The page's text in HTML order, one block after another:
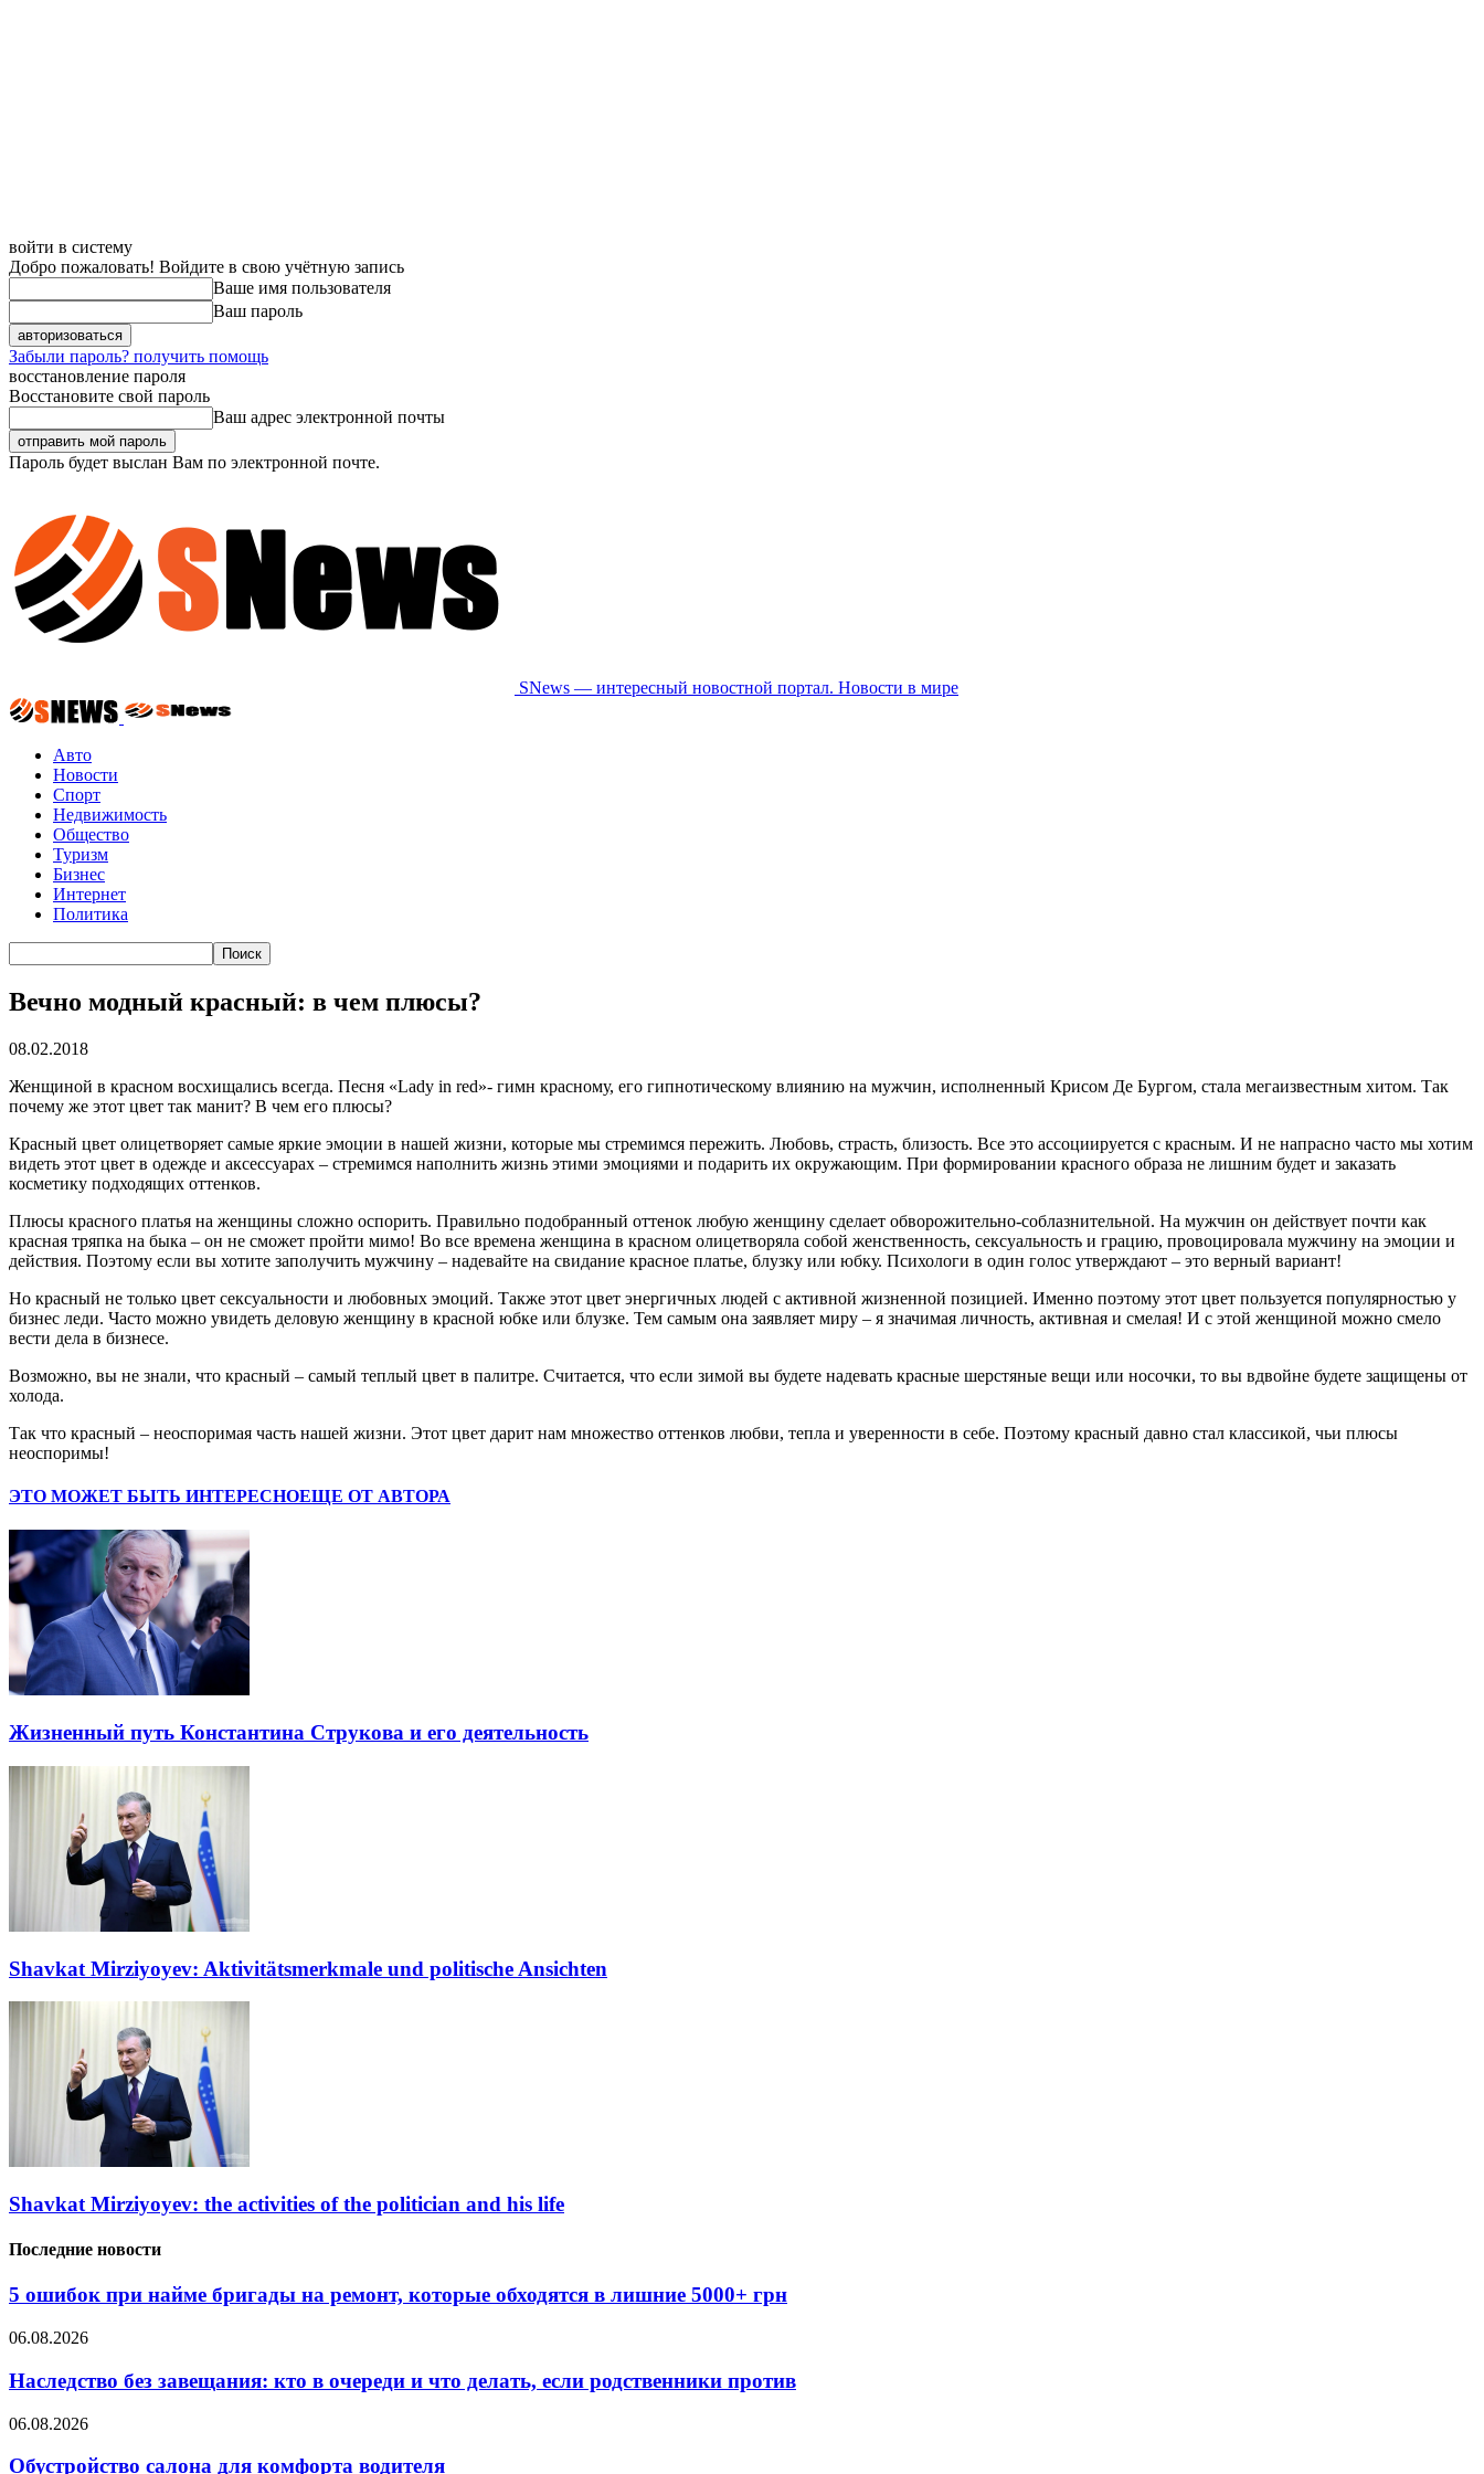
войти в систему
Добро пожаловать! Войдите в свою учётную запись
Ваше имя пользователя
Ваш пароль
Забыли пароль? получить помощь
восстановление пароля
Восстановите свой пароль
Ваш адрес электронной почты
Пароль будет выслан Вам по электронной почте.
SNews — интересный новостной портал. Новости в мире
Авто
Новости
Спорт
Недвижимость
Общество
Туризм
Бизнес
Интернет
Политика
Вечно модный красный: в чем плюсы?
08.02.2018
Женщиной в красном восхищались всегда. Песня «Lady in red»- гимн красному, его гипнотическому влиянию на мужчин, исполненный Крисом Де Бургом, стала мегаизвестным хитом. Так
почему же этот цвет так манит? В чем его плюсы?
Красный цвет олицетворяет самые яркие эмоции в нашей жизни, которые мы стремимся пережить. Любовь, страсть, близость. Все это ассоциируется с красным. И не напрасно часто мы хотим
видеть этот цвет в одежде и аксессуарах – стремимся наполнить жизнь этими эмоциями и подарить их окружающим. При формировании красного образа не лишним будет и заказать
косметику подходящих оттенков.
Плюсы красного платья на женщины сложно оспорить. Правильно подобранный оттенок любую женщину сделает обворожительно-соблазнительной. На мужчин он действует почти как
красная тряпка на быка – он не сможет пройти мимо! Во все времена женщина в красном олицетворяла собой женственность, сексуальность и грацию, провоцировала мужчину на эмоции и
действия. Поэтому если вы хотите заполучить мужчину – надевайте на свидание красное платье, блузку или юбку. Психологи в один голос утверждают – это верный вариант!
Но красный не только цвет сексуальности и любовных эмоций. Также этот цвет энергичных людей с активной жизненной позицией. Именно поэтому этот цвет пользуется популярностью у
бизнес леди. Часто можно увидеть деловую женщину в красной юбке или блузке. Тем самым она заявляет миру – я значимая личность, активная и смелая! И с этой женщиной можно смело
вести дела в бизнесе.
Возможно, вы не знали, что красный – самый теплый цвет в палитре. Считается, что если зимой вы будете надевать красные шерстяные вещи или носочки, то вы вдвойне будете защищены от
холода.
Так что красный – неоспоримая часть нашей жизни. Этот цвет дарит нам множество оттенков любви, тепла и уверенности в себе. Поэтому красный давно стал классикой, чьи плюсы
неоспоримы!
ЭТО МОЖЕТ БЫТЬ ИНТЕРЕСНОЕЩЕ ОТ АВТОРА
Жизненный путь Константина Струкова и его деятельность
Shavkat Mirziyoyev: Aktivitätsmerkmale und politische Ansichten
Shavkat Mirziyoyev: the activities of the politician and his life
Последние новости
5 ошибок при найме бригады на ремонт, которые обходятся в лишние 5000+ грн
06.08.2026
Наследство без завещания: кто в очереди и что делать, если родственники против
06.08.2026
Обустройство салона для комфорта водителя